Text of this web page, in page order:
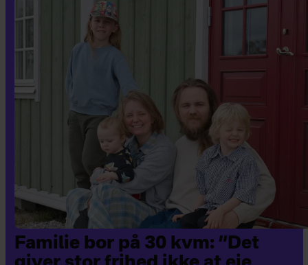
Familie bor på 30 kvm: ”Det